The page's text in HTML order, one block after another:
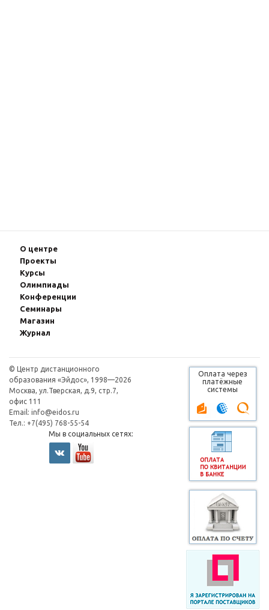
О центре
Проекты
Курсы
Олимпиады
Конферeнции
Семинары
Магазин
Журнал
© Центр дистанционного
образования «Эйдос», 1998—2026
Москва, ул.Тверская, д.9, стр.7,
офис 111
Email: info@eidos.ru
Тел.: +7(495) 768-55-54
Мы в социальных сетях:
Оплата через
платёжные
системы